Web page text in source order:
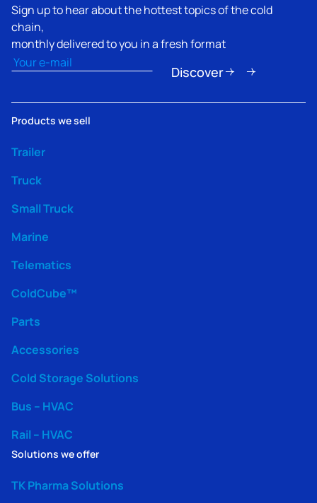
Sign up to hear about the hottest topics of the cold
chain,
monthly delivered to you in a fresh format
Email(Obbligatorio)
Discover
Products we sell
Trailer
Truck
Small Truck
Marine
Telematics
ColdCube™
Parts
Accessories
Cold Storage Solutions
Bus – HVAC
Rail – HVAC
Solutions we offer
TK Pharma Solutions